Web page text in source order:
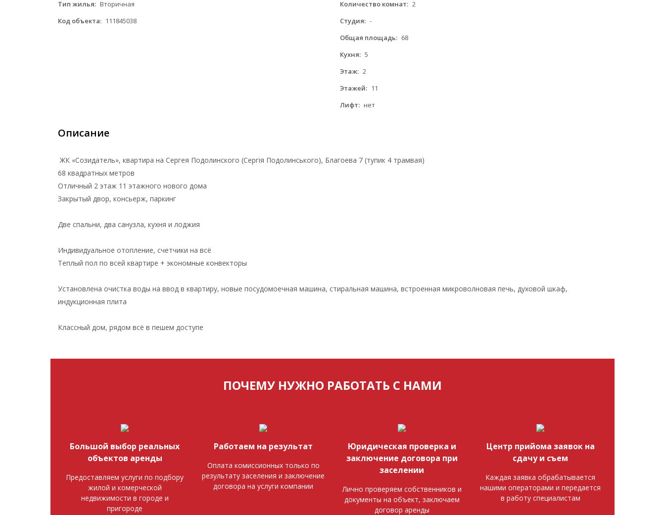
Тип жилья: Вторичная
Код объекта: 111845038
Количество комнат: 2
Студия: -
Общая площадь: 68
Кухня: 5
Этаж: 2
Этажей: 11
Лифт: нет
Описание
ЖК «Созидатель», квартира на Сергея Подолинского (Сергія Подолинського), Благоева 7 (тупик 4 трамвая)
68 квадратных метров
Отличный 2 этаж 11 этажного нового дома
Закрытый двор, консьерж, паркинг
Две спальни, два санузла, кухня и лоджия
Индивидуальное отопление, счетчики на всё
Теплый пол по всей квартире + экономные конвекторы
Установлена очистка воды на ввод в квартиру, новые посудомоечная машина, стиральная машина, встроенная микроволновая печь, духовой шкаф,
индукционная плита
Классный дом, рядом всё в пешем доступе
ПОЧЕМУ НУЖНО РАБОТАТЬ С НАМИ
Большой выбор реальных
объектов аренды
Предоставляем услуги по подбору
жилой и комерческой
недвижимости в городе и
пригороде
Работаем на результат
Оплата комиссионных только по
результату заселения и заключение
договора на услуги компании
Юридическая проверка и
заключение договора при
заселении
Лично проверяем собственников и
документы на объект, заключаем
договор аренды
Центр прийома заявок на
сдачу и съем
Каждая заявка обрабатывается
нашими операторами и передается
в работу специалистам